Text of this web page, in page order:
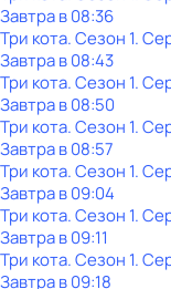
Завтра в 08:36
Три кота. Сезон 1.
Завтра в 08:43
Три кота. Сезон 1.
Завтра в 08:50
Три кота. Сезон 1.
Завтра в 08:57
Три кота. Сезон 1.
Завтра в 09:04
Три кота. Сезон 1.
Завтра в 09:11
Три кота. Сезон 1.
Завтра в 09:18